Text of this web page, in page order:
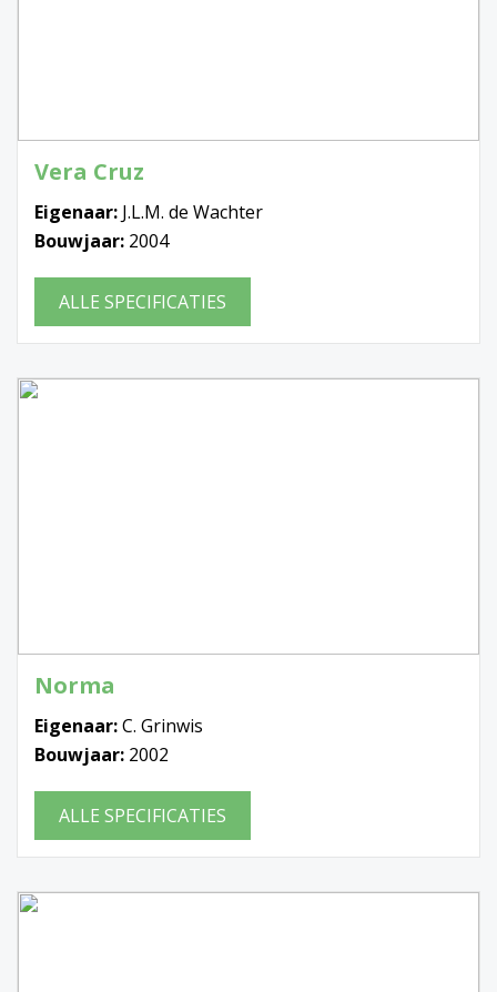
Vera Cruz
Eigenaar: J.L.M. de Wachter
Bouwjaar: 2004
ALLE SPECIFICATIES
Norma
Eigenaar:C. Grinwis
Bouwjaar: 2002
ALLE SPECIFICATIES